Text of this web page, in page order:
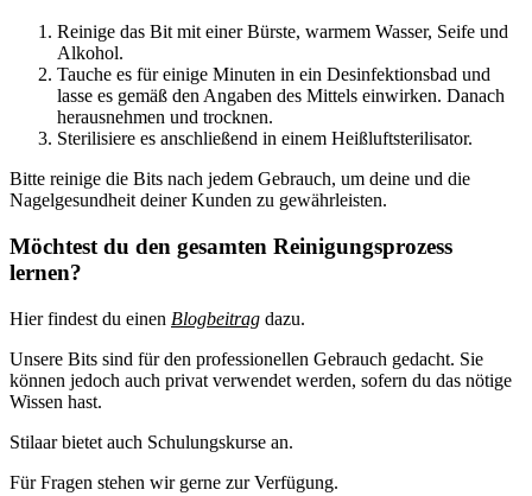
Reinige das Bit mit einer Bürste, warmem Wasser, Seife und
Alkohol.
Tauche es für einige Minuten in ein Desinfektionsbad und
lasse es gemäß den Angaben des Mittels einwirken. Danach
herausnehmen und trocknen.
Sterilisiere es anschließend in einem Heißluftsterilisator.
Bitte reinige die Bits nach jedem Gebrauch, um deine und die
Nagelgesundheit deiner Kunden zu gewährleisten.
Möchtest du den gesamten Reinigungsprozess
lernen?
Hier findest du einen Blogbeitrag dazu.
Unsere Bits sind für den professionellen Gebrauch gedacht. Sie
können jedoch auch privat verwendet werden, sofern du das nötige
Wissen hast.
Stilaar bietet auch Schulungskurse an.
Für Fragen stehen wir gerne zur Verfügung.